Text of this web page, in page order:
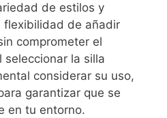
de estilos y
flexibilidad de añadir
comprometer el
seleccionar la silla
considerar su uso,
garantizar que se
en tu entorno.